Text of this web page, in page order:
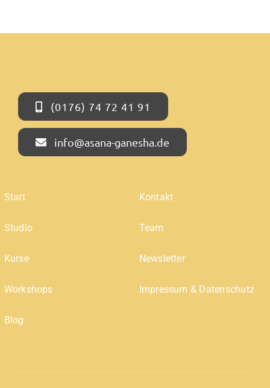
(0176) 74 72 41 91
info@asana-ganesha.de
Start
Studio
Kurse
Workshops
Blog
Kontakt
Team
Newsletter
Impressum & Datenschutz